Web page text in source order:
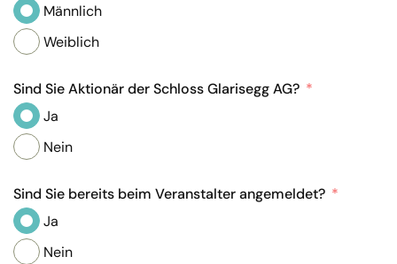
Männlich
Weiblich
Sind Sie Aktionär der Schloss Glarisegg AG?
Ja
Nein
Sind Sie bereits beim Veranstalter angemeldet?
Ja
Nein